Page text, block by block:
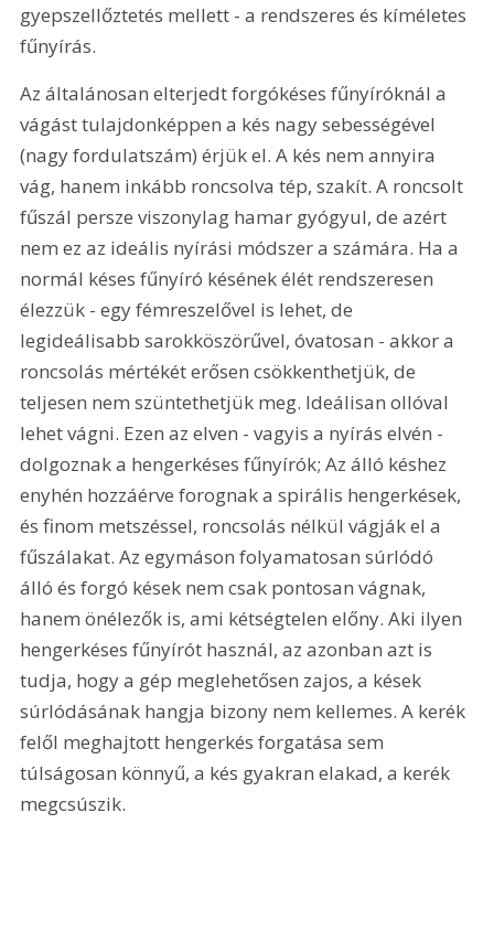
gyepszellőztetés mellett - a rendszeres és kíméletes
fűnyírás.
Az általánosan elterjedt forgókéses fűnyíróknál a
vágást tulajdonképpen a kés nagy sebességével
(nagy fordulatszám) érjük el. A kés nem annyira
vág, hanem inkább roncsolva tép, szakít. A roncsolt
fűszál persze viszonylag hamar gyógyul, de azért
nem ez az ideális nyírási módszer a számára. Ha a
normál késes fűnyíró késének élét rendszeresen
élezzük - egy fémreszelővel is lehet, de
legideálisabb sarokköszörűvel, óvatosan - akkor a
roncsolás mértékét erősen csökkenthetjük, de
teljesen nem szüntethetjük meg. Ideálisan ollóval
lehet vágni. Ezen az elven - vagyis a nyírás elvén -
dolgoznak a hengerkéses fűnyírók; Az álló késhez
enyhén hozzáérve forognak a spirális hengerkések,
és finom metszéssel, roncsolás nélkül vágják el a
fűszálakat. Az egymáson folyamatosan súrlódó
álló és forgó kések nem csak pontosan vágnak,
hanem önélezők is, ami kétségtelen előny. Aki ilyen
hengerkéses fűnyírót használ, az azonban azt is
tudja, hogy a gép meglehetősen zajos, a kések
súrlódásának hangja bizony nem kellemes. A kerék
felől meghajtott hengerkés forgatása sem
túlságosan könnyű, a kés gyakran elakad, a kerék
megcsúszik.